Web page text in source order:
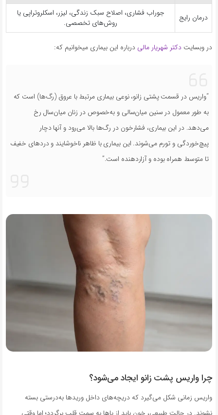
درمان رایج
جوراب فشاری، اصلاح سبک زندگی، لیزر، اسکلروتراپی یا
روش‌های تخصصی.
در وبسایت دکتر شهریار مالی درباره این بیماری میخوانیم که:
“واریس در قسمت پشتی زانو، نوعی بیماری مرتبط با عروق (رگ‌ها) است که
به طور معمول در سنین میان‌سالی و به‌خصوص در زنان میان‌سال رخ
می‌دهد. در این بیماری، فشارخون در رگ‌ها بالا می‌رود و آنها دچار
پیچ‌خوردگی و تورم می‌شوند. این بیماری با ظاهر ناخوشایند و دردهای خفیف
تا متوسط همراه بوده و آزاردهنده است.”
چرا واریس پشت زانو ایجاد می‌شود؟
واریس زمانی شکل می‌گیرد که دریچه‌های داخل وریدها به‌درستی بسته